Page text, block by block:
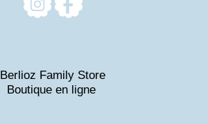
Berlioz Family Store
Boutique en ligne